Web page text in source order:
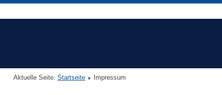
Aktuelle Seite: Startseite Impressum